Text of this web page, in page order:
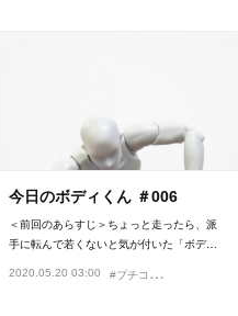
#まえだくん
今日のボディくん ＃006
＜前回のあらすじ＞ちょっと走ったら、派
手に転んで若くないと気が付いた「ボデ…
2020.05.20 03:00 #
プチコーナー